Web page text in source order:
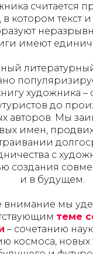
считается
в котором текст
имеют
художника –
до
авторов. Мы
имен,
с
создания
и в будущем.
внимание мы
теме
– сочетанию
космоса, новых